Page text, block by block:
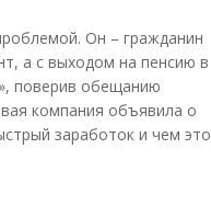
Он – гражданин
а с выходом на пенсию в
поверив обещанию
компания объявила о
заработок и чем это